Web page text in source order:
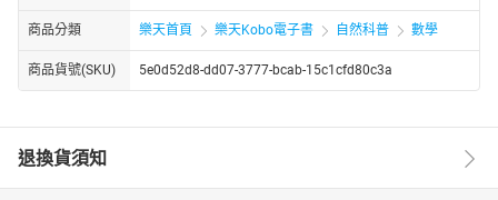
1-1 TensorArt的模板複製與轉換
1-2 概念整理
第二節 節點與工作流概念
2-1 節點（Node）、原節點（Primitive）與轉接點（Reroute）
2-3 工作流範本（Template）
第三節 本地端基本安裝
商品分類 樂天首頁 樂天Kobo電子書 自然科普 數學
商品貨號(SKU) 5e0d52d8-dd07-3777-bcab-15c1cfd80c3a
退換貨須知